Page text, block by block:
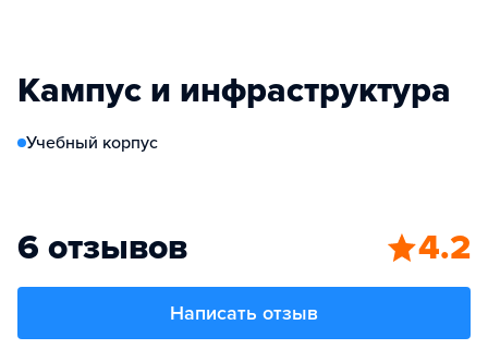
Кампус и инфраструктура
Учебный корпус
6 отзывов 4.2
Написать отзыв